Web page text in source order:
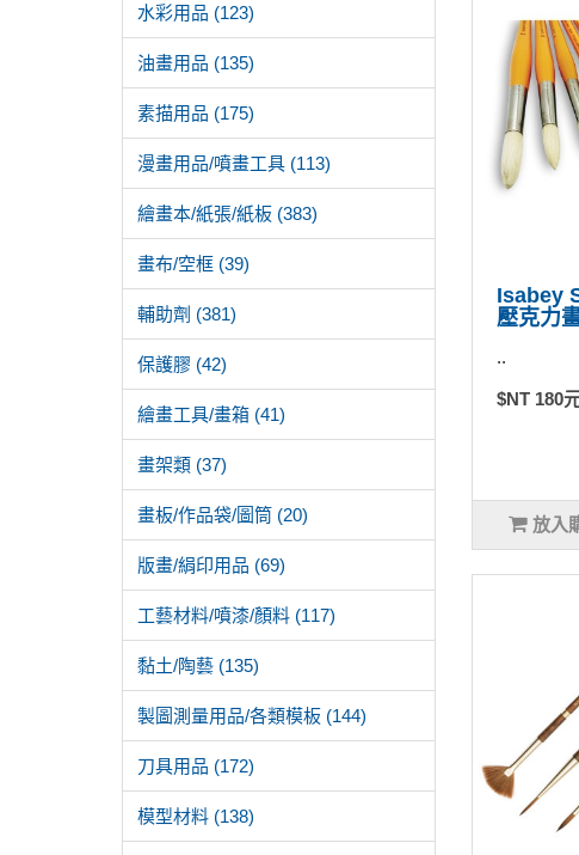
水彩用品 (123)
油畫用品 (135)
素描用品 (175)
漫畫用品/噴畫工具 (113)
繪畫本/紙張/紙板 (383)
畫布/空框 (39)
輔助劑 (381)
保護膠 (42)
繪畫工具/畫箱 (41)
畫架類 (37)
畫板/作品袋/圖筒 (20)
版畫/絹印用品 (69)
工藝材料/噴漆/顏料 (117)
黏土/陶藝 (135)
製圖測量用品/各類模板 (144)
刀具用品 (172)
模型材料 (138)
Isabey
壓克力
..
$NT 180
放入